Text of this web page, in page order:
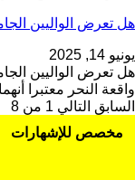
هل تعرض الواليين
يونيو 14, 2025
هل تعرض الواليين
واقعة النحر معتبرا
السابق التالي 1 من 8
مخصص للإشهارات